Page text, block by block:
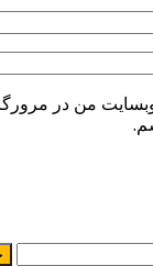
وبسایت من در